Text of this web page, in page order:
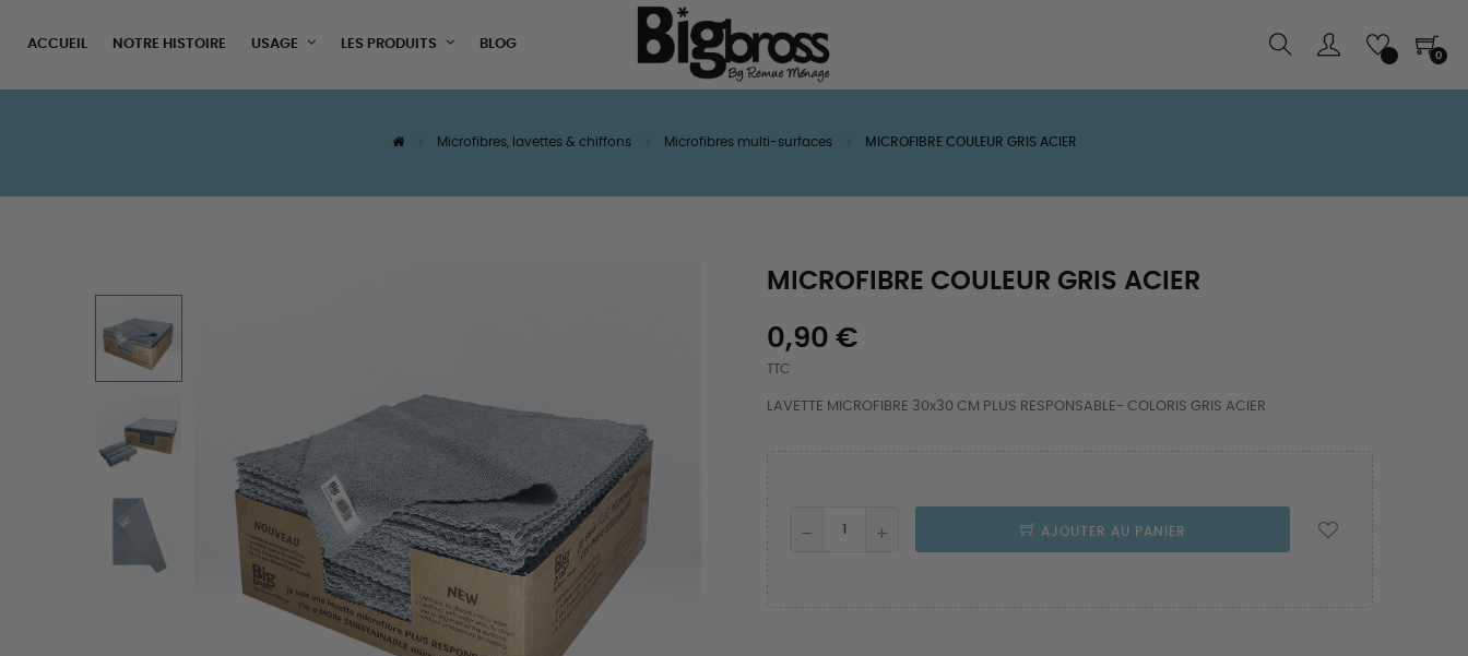
ACCUEIL NOTRE HISTOIRE USAGE LES PRODUITS BLOG
0
Microfibres, lavettes & chiffons Microfibres multi-surfaces MICROFIBRE COULEUR GRIS ACIER
MICROFIBRE COULEUR GRIS ACIER
0,90 €
TTC
LAVETTE MICROFIBRE 30x30 CM PLUS RESPONSABLE- COLORIS GRIS ACIER
AJOUTER AU PANIER